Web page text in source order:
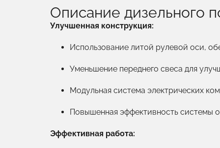
Описание дизельного
Улучшенная конструкция:
Использование литой рулевой оси,
Уменьшение переднего свеса для
Модульная система электрических
Повышенная эффективность системы
Эффективная работа: